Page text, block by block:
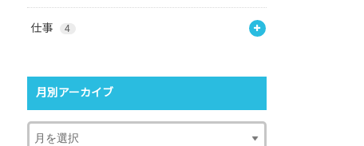
仕事 4
月別アーカイブ